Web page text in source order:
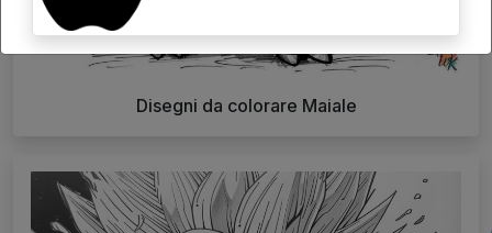
Disegni da colorare Maiale